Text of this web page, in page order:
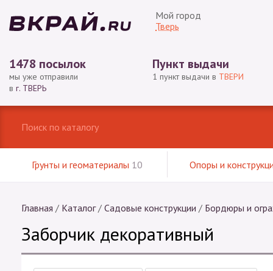
Мой город
Тверь
1478 посылок
мы уже отправили
в г. ТВЕРЬ
Пункт выдачи
1 пункт выдачи в ТВЕРИ
Грунты и геоматериалы 10 Опоры и
Главная / Каталог / Садовые конструкции / Бордюры и
Заборчик декоративный